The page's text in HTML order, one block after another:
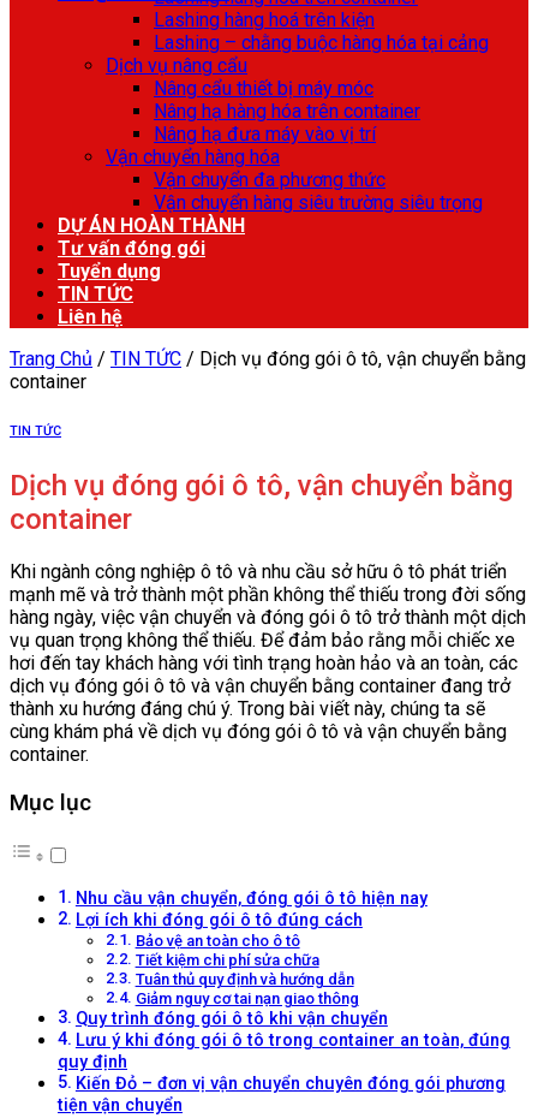
Lashing hàng hoá trên kiện
Lashing – chằng buộc hàng hóa tại cảng
Dịch vụ nâng cẩu
Nâng cẩu thiết bị máy móc
Nâng hạ hàng hóa trên container
Nâng hạ đưa máy vào vị trí
Vận chuyển hàng hóa
Vận chuyển đa phương thức
Vận chuyển hàng siêu trường siêu trọng
DỰ ÁN HOÀN THÀNH
Tư vấn đóng gói
Tuyển dụng
TIN TỨC
Liên hệ
Trang Chủ / TIN TỨC / Dịch vụ đóng gói ô tô, vận chuyển bằng
container
TIN TỨC
Dịch vụ đóng gói ô tô, vận chuyển bằng
container
Khi ngành công nghiệp ô tô và nhu cầu sở hữu ô tô phát triển
mạnh mẽ và trở thành một phần không thể thiếu trong đời sống
hàng ngày, việc vận chuyển và đóng gói ô tô trở thành một dịch
vụ quan trọng không thể thiếu. Để đảm bảo rằng mỗi chiếc xe
hơi đến tay khách hàng với tình trạng hoàn hảo và an toàn, các
dịch vụ đóng gói ô tô và vận chuyển bằng container đang trở
thành xu hướng đáng chú ý. Trong bài viết này, chúng ta sẽ
cùng khám phá về dịch vụ đóng gói ô tô và vận chuyển bằng
container.
Mục lục
Nhu cầu vận chuyển, đóng gói ô tô hiện nay
Lợi ích khi đóng gói ô tô đúng cách
Bảo vệ an toàn cho ô tô
Tiết kiệm chi phí sửa chữa
Tuân thủ quy định và hướng dẫn
Giảm nguy cơ tai nạn giao thông
Quy trình đóng gói ô tô khi vận chuyển
Lưu ý khi đóng gói ô tô trong container an toàn, đúng
quy định
Kiến Đỏ – đơn vị vận chuyển chuyên đóng gói phương
tiện vận chuyển